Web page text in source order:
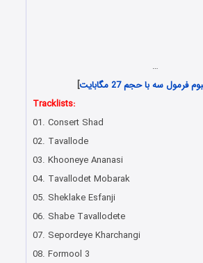
…
فرمول سه با حجم 27 مگابایت
]
Tracklists:
01. Consert Shad
02. Tavallode
03. Khooneye Ananasi
04. Tavallodet Mobarak
05. Sheklake Esfanji
06. Shabe Tavallodete
07. Sepordeye Kharchangi
08. Formool 3